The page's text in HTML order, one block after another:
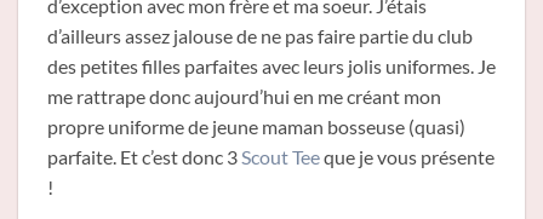
d’exception avec mon frère et ma soeur. J’étais
d’ailleurs assez jalouse de ne pas faire partie du club
des petites filles parfaites avec leurs jolis uniformes. Je
me rattrape donc aujourd’hui en me créant mon
propre uniforme de jeune maman bosseuse (quasi)
parfaite. Et c’est donc 3 Scout Teeque je vous présente
!